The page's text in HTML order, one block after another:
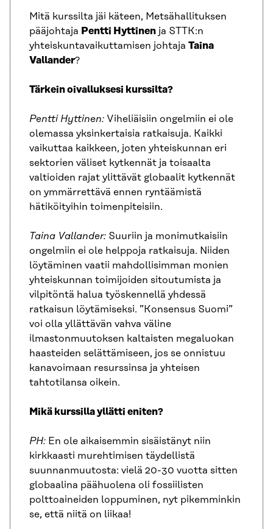
Mitä kurssilta jäi käteen, Metsähallituksen
pääjohtaja Pentti Hyttinen ja STTK:n
yhteiskuntavaikuttamisen johtaja Taina
Vallander?
Tärkein oivalluksesi kurssilta?
Pentti Hyttinen: Viheliäisiin ongelmiin ei ole
olemassa yksinkertaisia ratkaisuja. Kaikki
vaikuttaa kaikkeen, joten yhteiskunnan eri
sektorien väliset kytkennät ja toisaalta
valtioiden rajat ylittävät globaalit kytkennät
on ymmärrettävä ennen ryntäämistä
hätiköityihin toimenpiteisiin.
Taina Vallander: Suuriin ja monimutkaisiin
ongelmiin ei ole helppoja ratkaisuja. Niiden
löytäminen vaatii mahdollisimman monien
yhteiskunnan toimijoiden sitoutumista ja
vilpitöntä halua työskennellä yhdessä
ratkaisun löytämiseksi. ”Konsensus Suomi”
voi olla yllättävän vahva väline
ilmastonmuutoksen kaltaisten megaluokan
haasteiden selättämiseen, jos se onnistuu
kanavoimaan resurssinsa ja yhteisen
tahtotilansa oikein.
Mikä kurssilla yllätti eniten?
PH: En ole aikaisemmin sisäistänyt niin
kirkkaasti murehtimisen täydellistä
suunnanmuutosta: vielä 20-30 vuotta sitten
globaalina päähuolena oli fossiilisten
polttoaineiden loppuminen, nyt pikemminkin
se, että niitä on liikaa!